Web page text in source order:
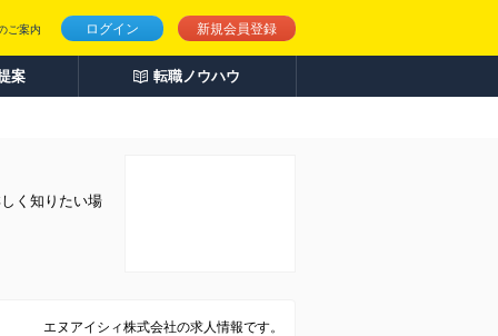
ログイン 新規会員登録
ご案内
案 転職ノウハウ
く知りたい場
エヌアイシィ株式会社の求人情報です。